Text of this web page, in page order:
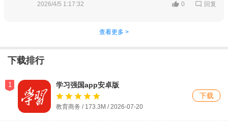
2026/4/5 1:17:32 0 回复
查看更多 >
下载排行
1 学习强国app安卓版
教育商务 / 173.3M / 2026-07-20
下载